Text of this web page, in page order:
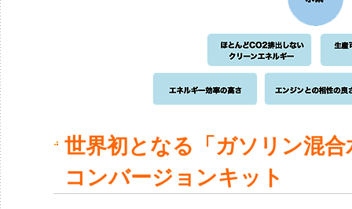
世界初となる「ガソリン混
コンバージョンキット